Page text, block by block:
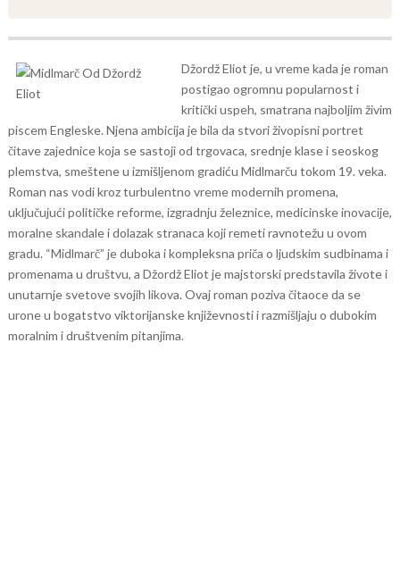
Džordž Eliot je, u vreme kada je roman
postigao ogromnu popularnost i
kritički uspeh, smatrana najboljim živim
piscem Engleske. Njena ambicija je bila da stvori živopisni portret
čitave zajednice koja se sastoji od trgovaca, srednje klase i seoskog
plemstva, smeštene u izmišljenom gradiću Midlmarču tokom 19. veka.
Roman nas vodi kroz turbulentno vreme modernih promena,
uključujući političke reforme, izgradnju železnice, medicinske inovacije,
moralne skandale i dolazak stranaca koji remeti ravnotežu u ovom
gradu. “Midlmarč” je duboka i kompleksna priča o ljudskim sudbinama i
promenama u društvu, a Džordž Eliot je majstorski predstavila živote i
unutarnje svetove svojih likova. Ovaj roman poziva čitaoce da se
urone u bogatstvo viktorijanske književnosti i razmišljaju o dubokim
moralnim i društvenim pitanjima.